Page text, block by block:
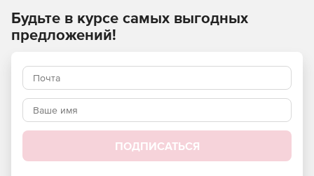
Будьте в курсе самых выгодных
предложений!
ПОДПИСАТЬСЯ